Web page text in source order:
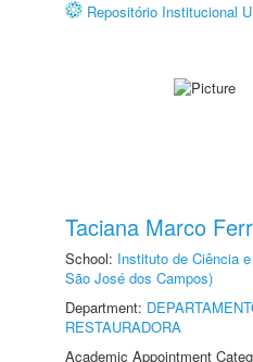
Repositório Institucional
Taciana Marco
School: Instituto de Ciência
São José dos Campos)
Department:
RESTAURADORA
Academic Appointment